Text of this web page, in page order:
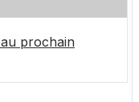
prochain